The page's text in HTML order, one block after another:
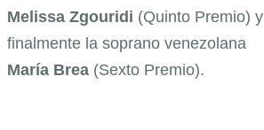
Melissa Zgouridi (Quinto Premio) y
finalmente la soprano venezolana
María Brea (Sexto Premio).